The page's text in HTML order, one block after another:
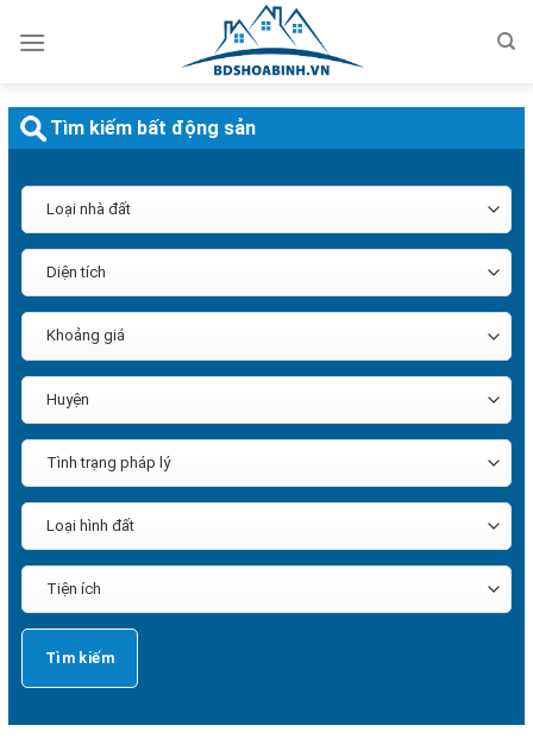
qua
dung
Tìm kiếm bất động sản